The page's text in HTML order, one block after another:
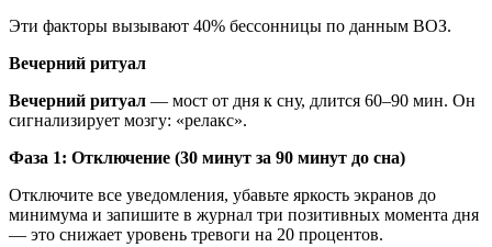
Эти факторы вызывают 40% бессонницы по данным ВОЗ.
Вечерний ритуал
Вечерний ритуал — мост от дня к сну, длится 60–90 мин. Он
сигнализирует мозгу: «релакс».
Фаза 1: Отключение (30 минут за 90 минут до сна)
Отключите все уведомления, убавьте яркость экранов до
минимума и запишите в журнал три позитивных момента дня
— это снижает уровень тревоги на 20 процентов.